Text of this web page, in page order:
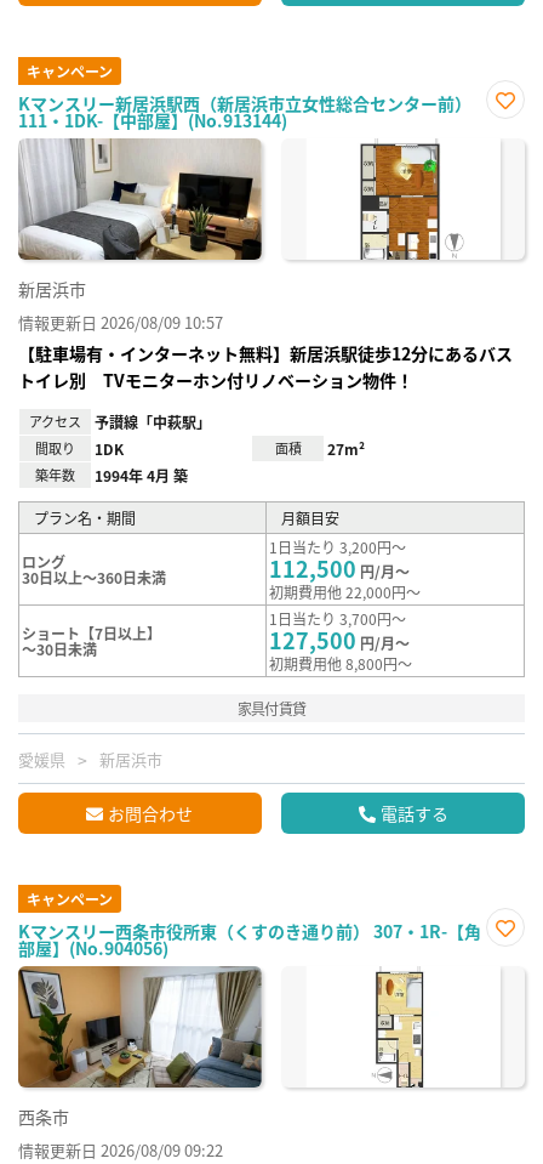
キャンペーン
Kマンスリー新居浜駅西（新居浜市立女性総合センター前）
111・1DK-【中部屋】(No.913144)
に入
新居浜市
情報更新日 2026/08/09 10:57
【駐車場有・インターネット無料】新居浜駅徒歩12分にあるバス
トイレ別 TVモニターホン付リノベーション物件！
アクセス 予讃線「中萩駅」
間取り 1DK 面積 27m²
築年数 1994年 4月 築
プラン名・期間 月額目安
ロング
30日以上～360日未満
1日当たり 3,200円～
112,500 円/月～
初期費用他 22,000円～
ショート【7日以上】
～30日未満
1日当たり 3,700円～
127,500 円/月～
初期費用他 8,800円～
家具付賃貸
愛媛県 新居浜市
お問合わせ 電話する
キャンペーン
Kマンスリー西条市役所東（くすのき通り前） 307・1R-【角
部屋】(No.904056)
に入
西条市
情報更新日 2026/08/09 09:22